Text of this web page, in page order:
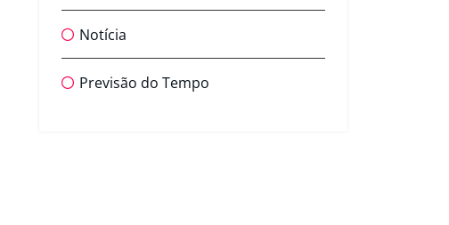
Notícia
Previsão do Tempo